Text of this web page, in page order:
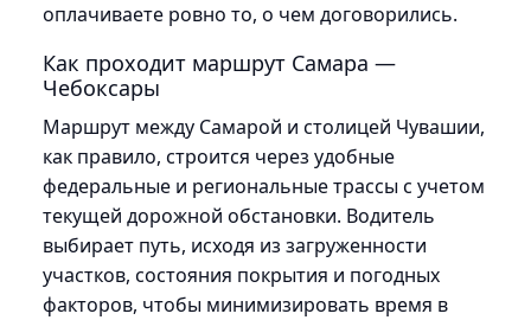
оплачиваете ровно то, о чем договорились.
Как проходит маршрут Самара —
Чебоксары
Маршрут между Самарой и столицей Чувашии,
как правило, строится через удобные
федеральные и региональные трассы с учетом
текущей дорожной обстановки. Водитель
выбирает путь, исходя из загруженности
участков, состояния покрытия и погодных
факторов, чтобы минимизировать время в